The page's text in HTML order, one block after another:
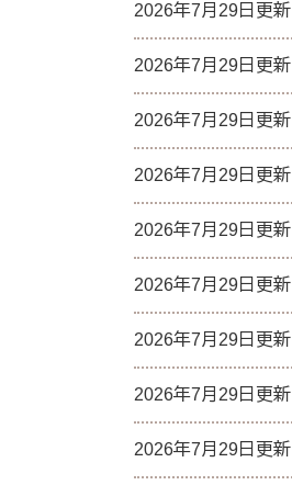
2026年7月29日更新
2026年7月29日更新
2026年7月29日更新
2026年7月29日更新
2026年7月29日更新
2026年7月29日更新
2026年7月29日更新
2026年7月29日更新
2026年7月29日更新